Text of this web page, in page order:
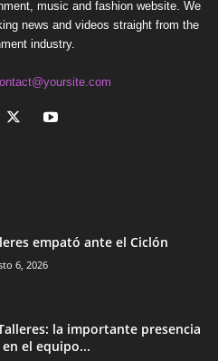
music and fashion website. We
news and videos straight from the
industry.
empató ante el Ciclón
6, 2026
la importante presencia
el equipo...